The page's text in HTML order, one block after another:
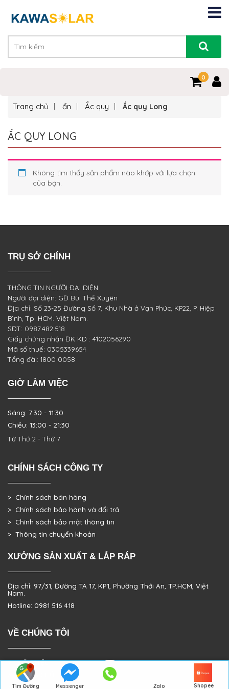
0
0
Tìm Đường Messenger Zalo Shopee
Trang chủ ẩn Ắc quy Ắc quy Long
ẮC QUY LONG
Không tìm thấy sản phẩm nào khớp với lựa chọn
của bạn.
TRỤ SỞ CHÍNH
THÔNG TIN NGƯỜI ĐẠI DIỆN
Người đại diện: GĐ Bùi Thế Xuyên
Địa chỉ: Số 23-25 Đường Số 7, Khu Nhà ở Vạn Phúc, KP22, P. Hiệp
Bình, Tp. HCM. Việt Nam.
SĐT: 0987.482.518
Giấy chứng nhận ĐK KD : 4102056290
Mã số thuế: 0305339654
Tổng đài: 1800 0058
GIỜ LÀM VIỆC
Sáng: 7:30 - 11:30
Chiều: 13:00 - 21:30
Từ Thứ 2 - Thứ 7
CHÍNH SÁCH CÔNG TY
> Chính sách bán hàng
> Chính sách bảo hành và đổi trả
> Chính sách bảo mật thông tin
> Thông tin chuyển khoản
XƯỞNG SẢN XUẤT & LẮP RÁP
Địa chỉ: 97/31, Đường TA 17, KP1, Phường Thới An, TP.HCM, Việt
Nam.
Hotline: 0981 516 418
VỀ CHÚNG TÔI
> GIỚI THIỆU
> TRANG CHỦ
> LIÊN HỆ